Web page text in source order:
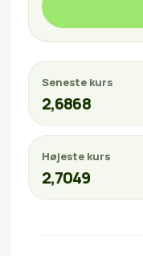
Seneste kurs
2,6868
Højeste kurs
2,7049